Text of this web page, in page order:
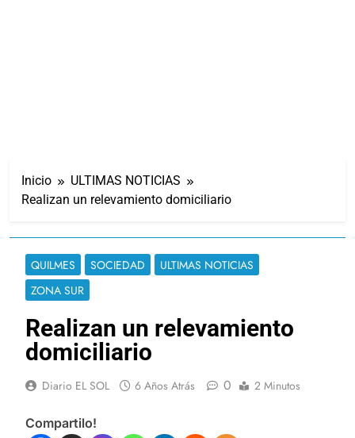
Inicio
ULTIMAS NOTICIAS
Realizan un relevamiento domiciliario
QUILMES SOCIEDAD
ULTIMAS NOTICIAS
ZONA SUR
Realizan un relevamiento
domiciliario
Diario EL SOL 6 Años Atrás 0 2 Minutos
Compartilo!